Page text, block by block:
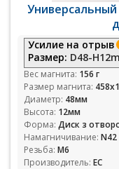
Усилие на отрыв
Размер: D48-
Вес магнита: 156 г
Размер магнита:
Диаметр: 48мм
Высота: 12мм
Форма: Диск з
Намагничивание: N42
Резьба: М6
Производитель: ЕС